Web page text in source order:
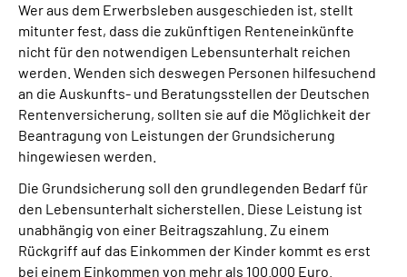
Wer aus dem Erwerbsleben ausgeschieden ist, stellt
mitunter fest, dass die zukünftigen Renteneinkünfte
nicht für den notwendigen Lebensunterhalt reichen
werden. Wenden sich deswegen Personen hilfesuchend
an die Auskunfts- und Beratungsstellen der Deutschen
Rentenversicherung, sollten sie auf die Möglichkeit der
Beantragung von Leistungen der Grundsicherung
hingewiesen werden.
Die Grundsicherung soll den grundlegenden Bedarf für
den Lebensunterhalt sicherstellen. Diese Leistung ist
unabhängig von einer Beitragszahlung. Zu einem
Rückgriff auf das Einkommen der Kinder kommt es erst
bei einem Einkommen von mehr als 100.000 Euro.